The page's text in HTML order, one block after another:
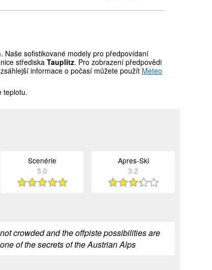
Naše sofistikované modely pro předpovídaní
střediska Tauplitz. Pro zobrazení předpovědi
informace o počasí můžete použít Meteo
teplotu.
Scenérie
5.0
Apres-Ski
3.2
crowded and the offpiste possibilities are
of the secrets of the Austrian Alps